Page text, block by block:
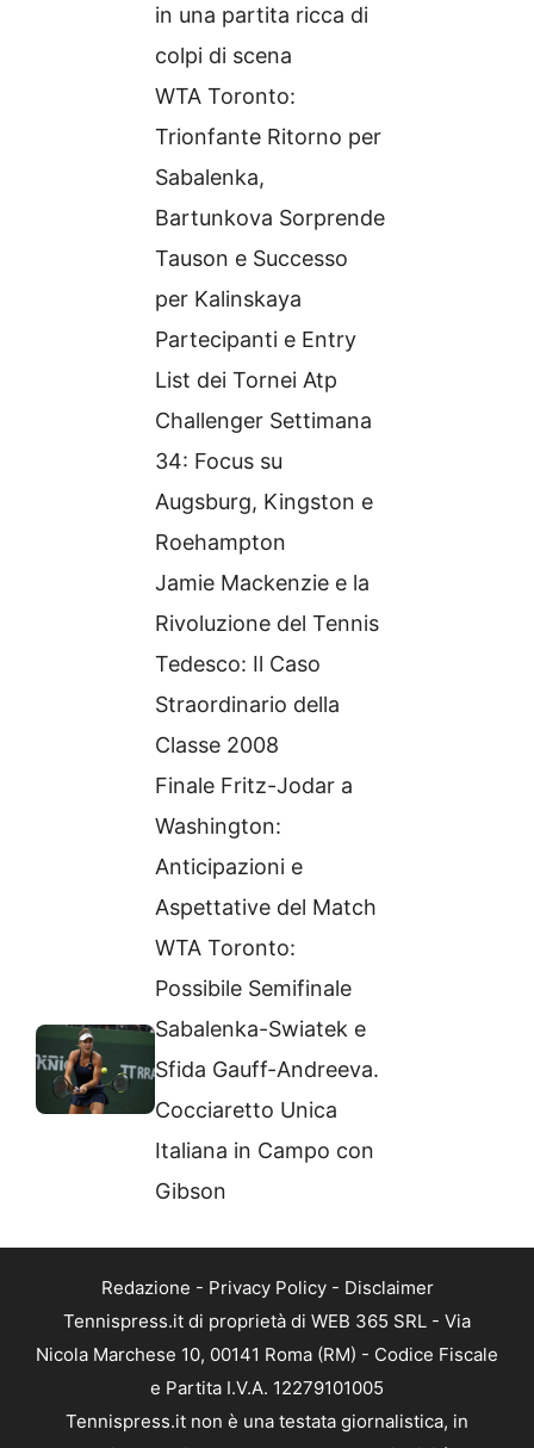
in una partita ricca di
colpi di scena
WTA Toronto:
Trionfante Ritorno per
Sabalenka,
Bartunkova Sorprende
Tauson e Successo
per Kalinskaya
Partecipanti e Entry
List dei Tornei Atp
Challenger Settimana
34: Focus su
Augsburg, Kingston e
Roehampton
Jamie Mackenzie e la
Rivoluzione del Tennis
Tedesco: Il Caso
Straordinario della
Classe 2008
Finale Fritz-Jodar a
Washington:
Anticipazioni e
Aspettative del Match
WTA Toronto:
Possibile Semifinale
Sabalenka-Swiatek e
Sfida Gauff-Andreeva.
Cocciaretto Unica
Italiana in Campo con
Gibson
Redazione - Privacy Policy- Disclaimer
Tennispress.it di proprietà di WEB 365 SRL - Via
Nicola Marchese 10, 00141 Roma (RM) - Codice Fiscale
e Partita I.V.A. 12279101005
Tennispress.it non è una testata giornalistica, in